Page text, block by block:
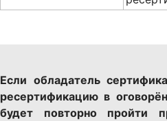
Если обладатель
ресертификацию в
будет повторно пройти